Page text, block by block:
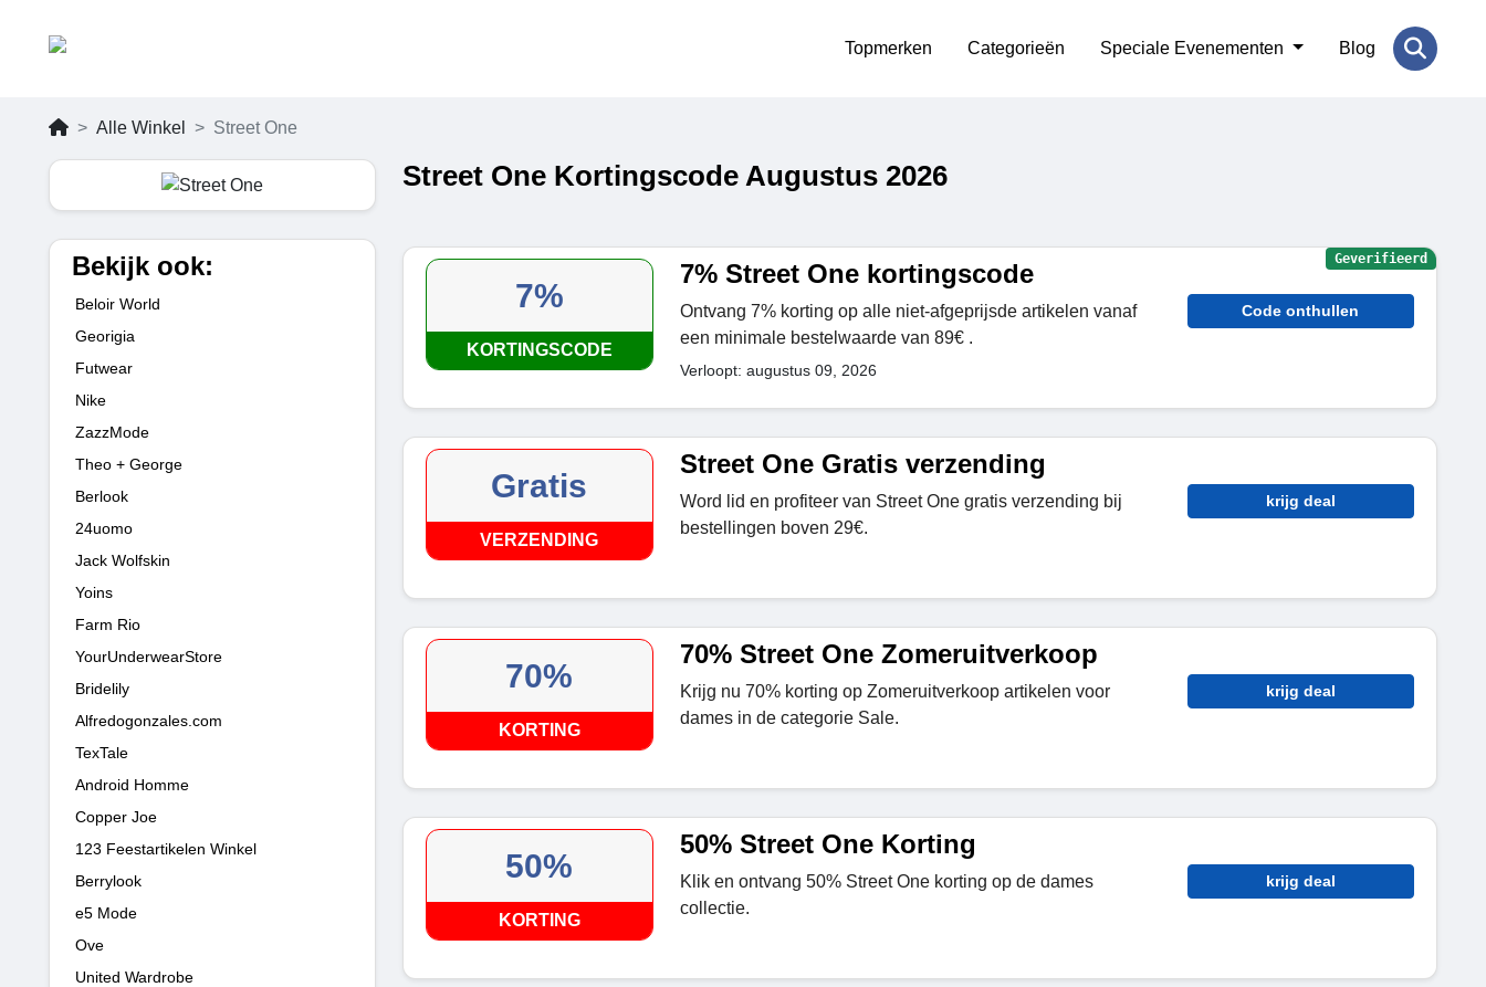
Topmerken Categorieën Speciale Evenementen Blog
Alle Winkel Street One
Bekijk ook:
Beloir World
Georigia
Futwear
Nike
ZazzMode
Theo + George
Berlook
24uomo
Jack Wolfskin
Yoins
Farm Rio
YourUnderwearStore
Bridelily
Alfredogonzales.com
TexTale
Android Homme
Copper Joe
123 Feestartikelen Winkel
Berrylook
e5 Mode
Ove
United Wardrobe
Street One Kortingscode Augustus 2026
7%
KORTINGSCODE
7% Street One kortingscode
Ontvang 7% korting op alle niet-afgeprijsde artikelen vanaf
een minimale bestelwaarde van 89€ .
Verloopt: augustus 09, 2026
Code onthullen
Geverifieerd
Gratis
VERZENDING
Street One Gratis verzending
Word lid en profiteer van Street One gratis verzending bij
bestellingen boven 29€.
krijg deal
70%
KORTING
70% Street One Zomeruitverkoop
Krijg nu 70% korting op Zomeruitverkoop artikelen voor
dames in de categorie Sale.
krijg deal
50%
KORTING
50% Street One Korting
Klik en ontvang 50% Street One korting op de dames
collectie.
krijg deal